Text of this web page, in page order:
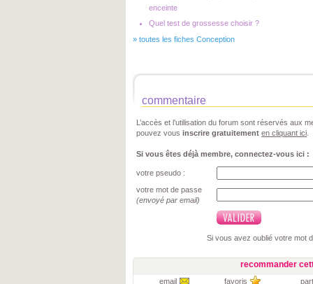
enceinte
Quel test de grossesse choisir ?
» toutes les fiches Conception
commentaire
L’accès et l’utilisation du forum sont réservés aux
pouvez vous inscrire gratuitement en cliquant ici
Si vous êtes déjà membre, connectez-vous ici :
votre pseudo :
votre mot de passe
(envoyé par email)
Si vous avez oublié votre mot
recommander
email favoris